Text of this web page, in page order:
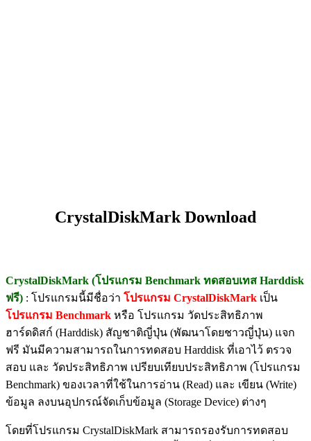
CrystalDiskMark Download
CrystalDiskMark (โปรแกรม Benchmark ทดสอบเทส Harddisk
ฟรี) : โปรแกรมนี้มีชื่อว่า โปรแกรม CrystalDiskMark เป็น
โปรแกรม Benchmark หรือ โปรแกรม วัดประสิทธิภาพ
ฮาร์ดดิสก์ (Harddisk) สัญชาติญี่ปุ่น (พัฒนาโดยชาวญี่ปุ่น) แจก
ฟรี มันมีความสามารถในการทดสอบ Harddisk ที่เอาไว้ ตรวจ
สอบ และ วัดประสิทธิภาพ เปรียบเทียบประสิทธิภาพ (โปรแกรม
Benchmark) ของเวลาที่ใช้ในการอ่าน (Read) และ เขียน (Write)
ข้อมูล ลงบนอุปกรณ์จัดเก็บข้อมูล (Storage Device) ต่างๆ
โดยที่โปรแกรม CrystalDiskMark สามารถรองรับการทดสอบ